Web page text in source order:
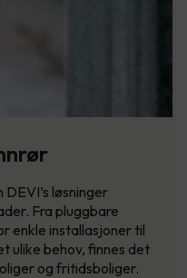
løsninger
Fra pluggbare
enkle installasjoner til
ulike behov, finnes det
og fritidsboliger.